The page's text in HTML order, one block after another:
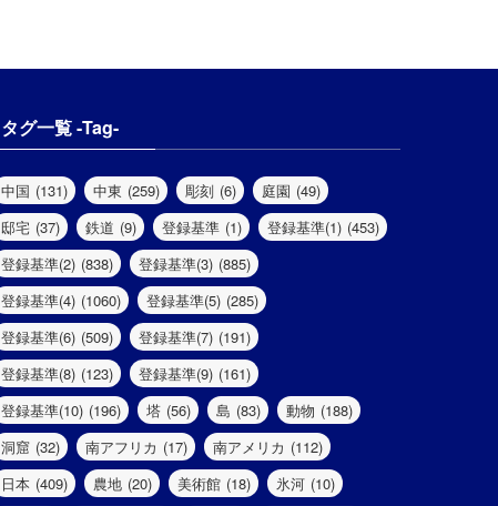
タグ一覧 -Tag-
中国 (131) 中東 (259) 彫刻 (6) 庭園 (49)
邸宅 (37) 鉄道 (9) 登録基準 (1) 登録基準(1) (453)
登録基準(2) (838) 登録基準(3) (885)
登録基準(4) (1060) 登録基準(5) (285)
登録基準(6) (509) 登録基準(7) (191)
登録基準(8) (123) 登録基準(9) (161)
登録基準(10) (196) 塔 (56) 島 (83) 動物 (188)
洞窟 (32) 南アフリカ (17) 南アメリカ (112)
日本 (409) 農地 (20) 美術館 (18) 氷河 (10)